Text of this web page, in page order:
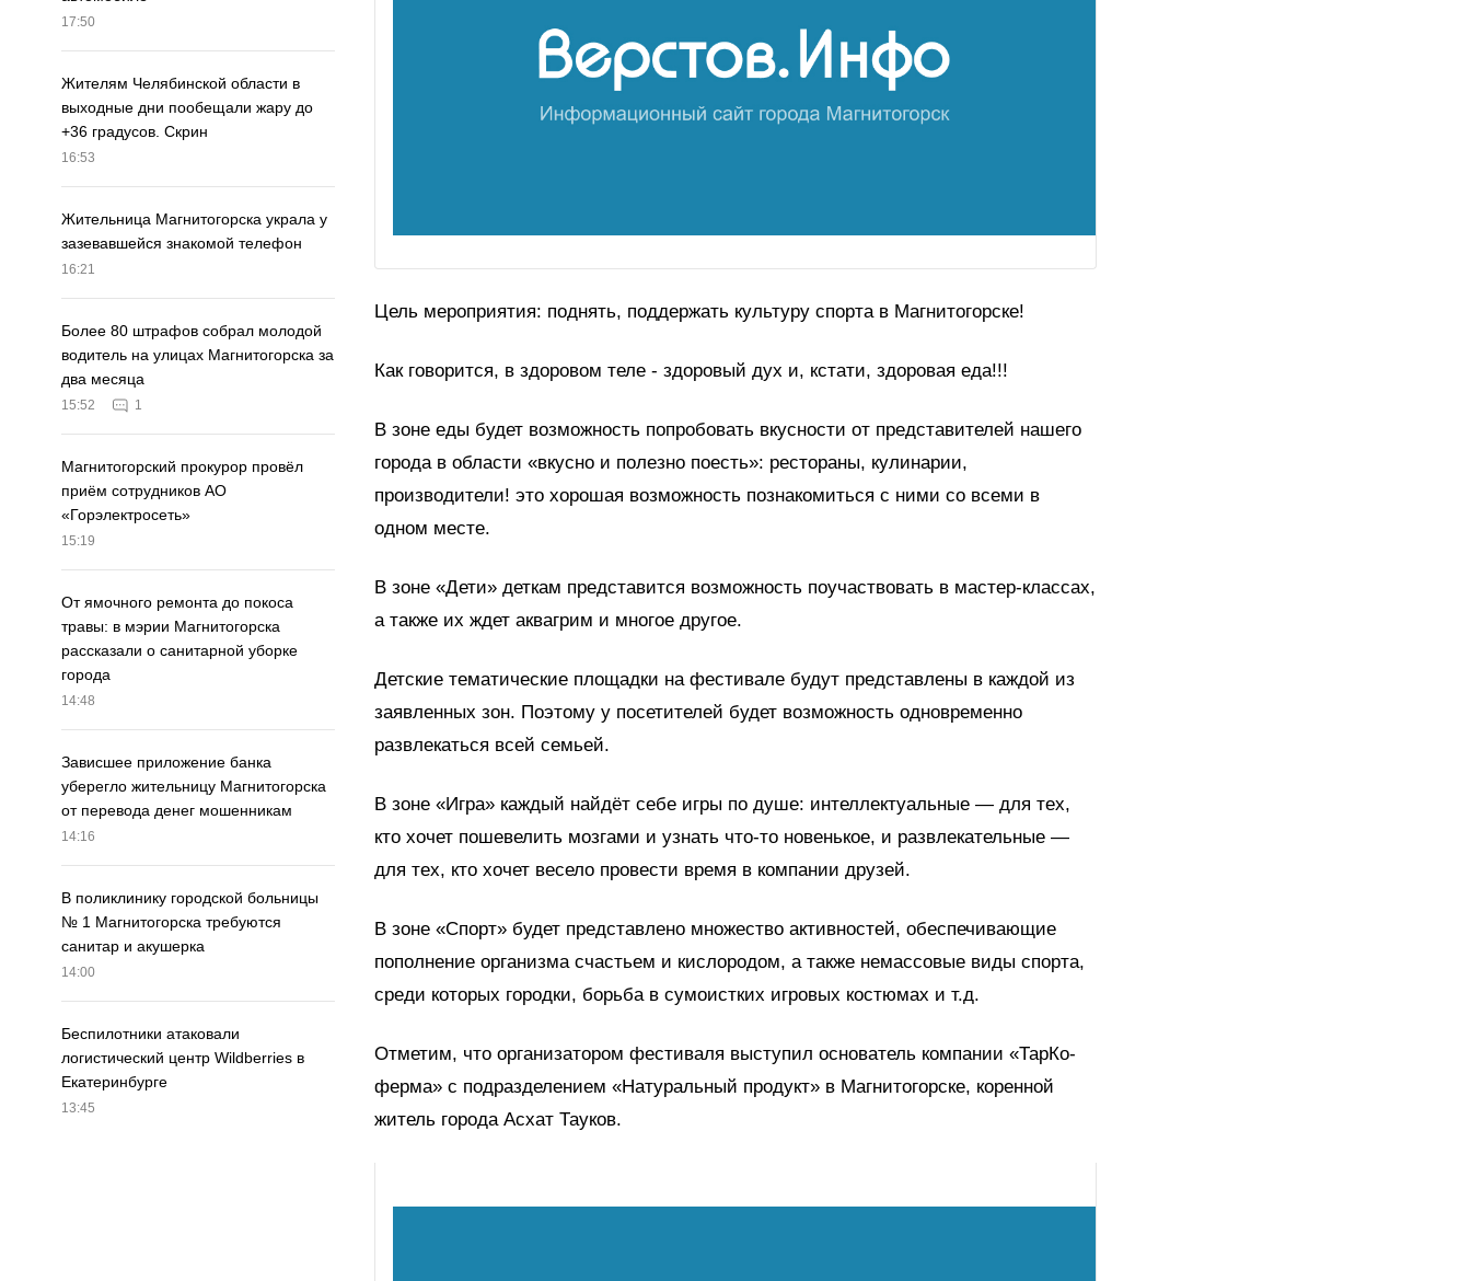
17:50
Жителям Челябинской области в
выходные дни пообещали жару до
+36 градусов. Скрин
16:53
Жительница Магнитогорска украла у
зазевавшейся знакомой телефон
16:21
Более 80 штрафов собрал молодой
водитель на улицах Магнитогорска за
два месяца
15:52 1
Магнитогорский прокурор провёл
приём сотрудников АО
«Горэлектросеть»
15:19
От ямочного ремонта до покоса
травы: в мэрии Магнитогорска
рассказали о санитарной уборке
города
14:48
Зависшее приложение банка
уберегло жительницу Магнитогорска
от перевода денег мошенникам
14:16
В поликлинику городской больницы
№ 1 Магнитогорска требуются
санитар и акушерка
14:00
Беспилотники атаковали
логистический центр Wildberries в
Екатеринбурге
13:45
Цель мероприятия: поднять, поддержать культуру спорта в Магнитогорске!
Как говорится, в здоровом теле - здоровый дух и, кстати, здоровая еда!!!
В зоне еды будет возможность попробовать вкусности от представителей нашего
города в области «вкусно и полезно поесть»: рестораны, кулинарии,
производители! это хорошая возможность познакомиться с ними со всеми в
одном месте.
В зоне «Дети» деткам представится возможность поучаствовать в мастер-классах,
а также их ждет аквагрим и многое другое.
Детские тематические площадки на фестивале будут представлены в каждой из
заявленных зон. Поэтому у посетителей будет возможность одновременно
развлекаться всей семьей.
В зоне «Игра» каждый найдёт себе игры по душе: интеллектуальные — для тех,
кто хочет пошевелить мозгами и узнать что-то новенькое, и развлекательные —
для тех, кто хочет весело провести время в компании друзей.
В зоне «Спорт» будет представлено множество активностей, обеспечивающие
пополнение организма счастьем и кислородом, а также немассовые виды спорта,
среди которых городки, борьба в сумоистких игровых костюмах и т.д.
Отметим, что организатором фестиваля выступил основатель компании «ТарКо-
ферма» с подразделением «Натуральный продукт» в Магнитогорске, коренной
житель города Асхат Тауков.